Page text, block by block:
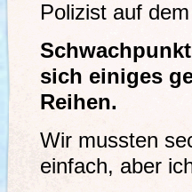
Polizist auf
sich einiges
Reihen.
Wir mussten
einfach, aber